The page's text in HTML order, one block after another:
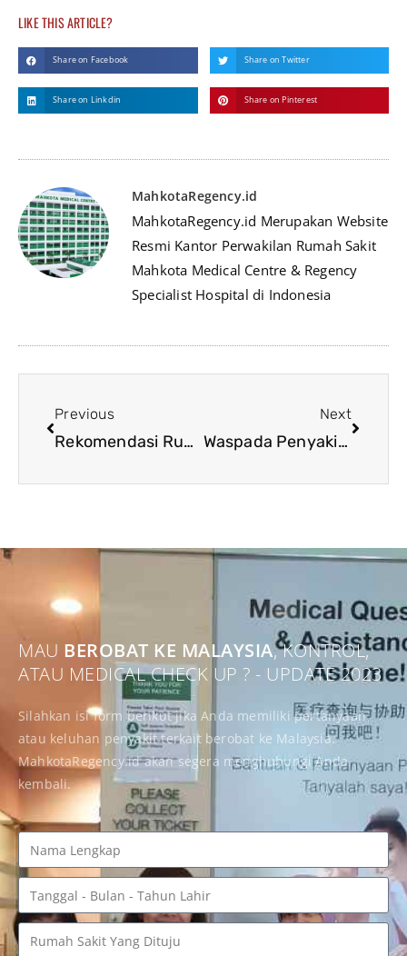
LIKE THIS ARTICLE?
Share on Facebook Share on Twitter
Share on Linkdin Share on Pinterest
MahkotaRegency.id
MahkotaRegency.id Merupakan Website
Resmi Kantor Perwakilan Rumah Sakit
Mahkota Medical Centre & Regency
Specialist Hospital di Indonesia
Previous
Rekomendasi Rumah Sakit Jantung Terbaik Di Malaysia
Next
Waspada Penyakit Jantung : Penyebab, Gejala, & Pengobatan Menurut Dokter Jantung Malaysia
MAU BEROBAT KE MALAYSIA, KONTROL,
ATAU MEDICAL CHECK UP ? - UPDATE 2023
Silahkan isi form berikut jika Anda memiliki pertanyaan
atau keluhan penyakit terkait berobat ke Malaysia.
MahkotaRegency.id akan segera menghubungi Anda
kembali.